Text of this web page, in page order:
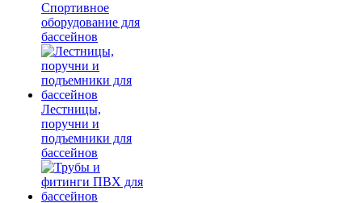
Спортивное
оборудование для
бассейнов
Лестницы,
поручни и
подъемники для
бассейнов